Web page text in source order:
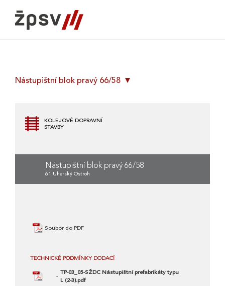
content
Nástupištní blok pravý 66/58
KOLEJOVÉ DOPRAVNÍ
STAVBY
Nástupištní blok pravý 66/58
61 Uherský Ostroh
Soubor do PDF
TECHNICKÉ PODMÍNKY DODACÍ
TP-03_05-SŽDC Nástupištní prefabrikáty typu
L (2-3).pdf